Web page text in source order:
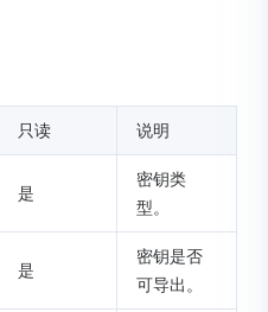
只读 说明
是
密钥类
型。
是
密钥是否
可导出。